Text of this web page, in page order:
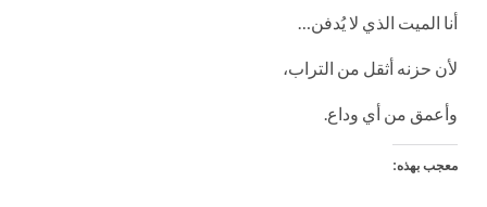
أنا الميت الذي لا يُدفن…
لأن حزنه أثقل من التراب،
وأعمق من أي وداع.
معجب بهذه: